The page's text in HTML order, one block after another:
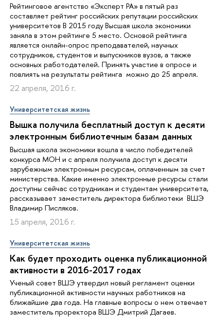
Рейтинговое агентство «Эксперт РА» в пятый раз
составляет рейтинг российских репутации российских
университетов В 2015 году Высшая школа экономики
заняла в этом рейтинге 5 место. Основой рейтинга
является онлайн-опрос преподавателей, научных
сотрудников, студентов и выпускников вузов, а также
основных работодателей. Принять участие в опросе и
повлиять на результаты рейтинга можно до 25 апреля.
22 апреля, 2016 г.
Университетская жизнь
Вышка получила бесплатный доступ к десяти
электронным библиотечным базам данных
Высшая школа экономики вошла в число победителей
конкурса МОН и с апреля получила доступ к десяти
зарубежным электронным ресурсам, оплаченным за счет
министерства. Какие именно электронные ресурсы стали
доступны сейчас сотрудникам и студентам университета,
рассказывает заместитель директора библиотеки ВШЭ
Владимир Писляков.
15 апреля, 2016 г.
Университетская жизнь
Как будет проходить оценка публикационной
активности в 2016-2017 годах
Ученый совет ВШЭ утвердил новый регламент оценки
публикационной активности научных работников на
ближайшие два года. На главные вопросы о нем отвечает
заместитель проректора ВШЭ Дмитрий Дагаев.